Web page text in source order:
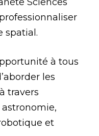
spatial.
à tous
les
travers
et